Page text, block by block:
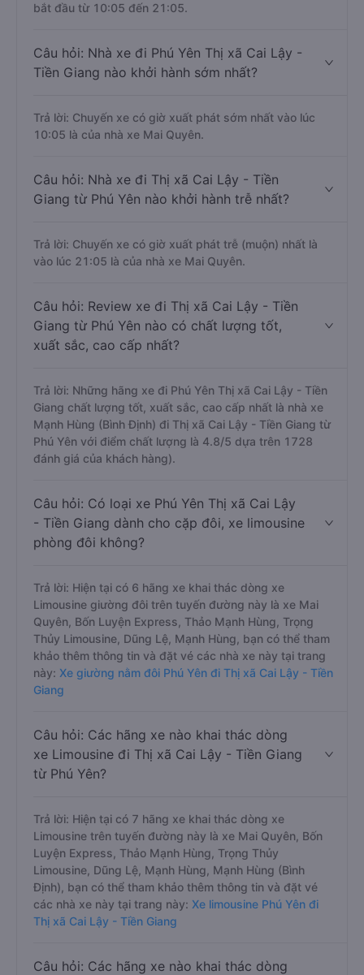
bắt đầu từ 10:05 đến 21:05.
Câu hỏi: Nhà xe đi Phú Yên Thị xã Cai Lậy -
Tiền Giang nào khởi hành sớm nhất?
Trả lời: Chuyến xe có giờ xuất phát sớm nhất vào lúc
10:05 là của nhà xe Mai Quyên.
Câu hỏi: Nhà xe đi Thị xã Cai Lậy - Tiền
Giang từ Phú Yên nào khởi hành trễ nhất?
Trả lời: Chuyến xe có giờ xuất phát trễ (muộn) nhất là
vào lúc 21:05 là của nhà xe Mai Quyên.
Câu hỏi: Review xe đi Thị xã Cai Lậy - Tiền
Giang từ Phú Yên nào có chất lượng tốt,
xuất sắc, cao cấp nhất?
Trả lời: Những hãng xe đi Phú Yên Thị xã Cai Lậy - Tiền
Giang chất lượng tốt, xuất sắc, cao cấp nhất là nhà xe
Mạnh Hùng (Bình Định) đi Thị xã Cai Lậy - Tiền Giang từ
Phú Yên với điểm chất lượng là 4.8/5 dựa trên 1728
đánh giá của khách hàng).
Câu hỏi: Có loại xe Phú Yên Thị xã Cai Lậy
- Tiền Giang dành cho cặp đôi, xe limousine
phòng đôi không?
Trả lời: Hiện tại có 6 hãng xe khai thác dòng xe
Limousine giường đôi trên tuyến đường này là xe Mai
Quyên, Bốn Luyện Express, Thảo Mạnh Hùng, Trọng
Thủy Limousine, Dũng Lệ, Mạnh Hùng, bạn có thể tham
khảo thêm thông tin và đặt vé các nhà xe này tại trang
này: Xe giường nằm đôi Phú Yên đi Thị xã Cai Lậy - Tiền
Giang
Câu hỏi: Các hãng xe nào khai thác dòng
xe Limousine đi Thị xã Cai Lậy - Tiền Giang
từ Phú Yên?
Trả lời: Hiện tại có 7 hãng xe khai thác dòng xe
Limousine trên tuyến đường này là xe Mai Quyên, Bốn
Luyện Express, Thảo Mạnh Hùng, Trọng Thủy
Limousine, Dũng Lệ, Mạnh Hùng, Mạnh Hùng (Bình
Định), bạn có thể tham khảo thêm thông tin và đặt vé
các nhà xe này tại trang này: Xe limousine Phú Yên đi
Thị xã Cai Lậy - Tiền Giang
Câu hỏi: Các hãng xe nào khai thác dòng